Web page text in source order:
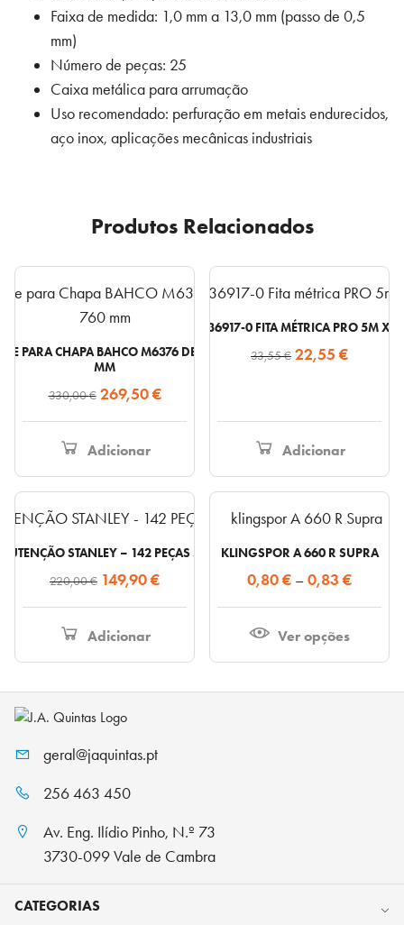
Faixa de medida: 1,0 mm a 13,0 mm (passo de 0,5
mm)
Número de peças: 25
Caixa metálica para arrumação
Uso recomendado: perfuração em metais endurecidos,
aço inox, aplicações mecânicas industriais
Produtos Relacionados
PARA CHAPA BAHCO M6376 DE DOIS BRAÇOS 760
MM
330,00€ O
preço
original
330,00 €.
269,50€O
preço
269,50 €.
Adicionar
DWHT36917-0 FITA MÉTRICA PRO 5M X
33,55€ O
era:
33,55 €.
22,55€O
é:
Adicionar
STANLEY – 142 PEÇAS STMT98109-1
220,00€ O
preço
original
149,90€O
preço
Adicionar
KLINGSPOR A 660 R SUPRA
0,80€ –0,83€Price
range:
Ver opções
This
multiple
The
options
may
geral@jaquintas.pt
256 463 450
Av. Eng. Ilídio Pinho, N.º 73
3730-099 Vale de Cambra
CATEGORIAS